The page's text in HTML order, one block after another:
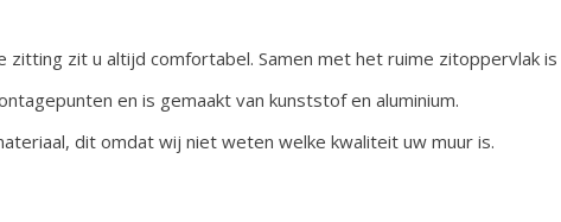
zit u altijd comfortabel. Samen met het ruime zitoppervlak
en is gemaakt van kunststof en aluminium.
dit omdat wij niet weten welke kwaliteit uw muur is.